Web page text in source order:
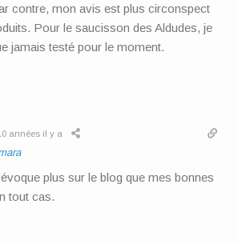
contre, mon avis est plus circonspect
Pour le saucisson des Aldudes, je
jamais testé pour le moment.
années il y a
plus sur le blog que mes bonnes
tout cas.